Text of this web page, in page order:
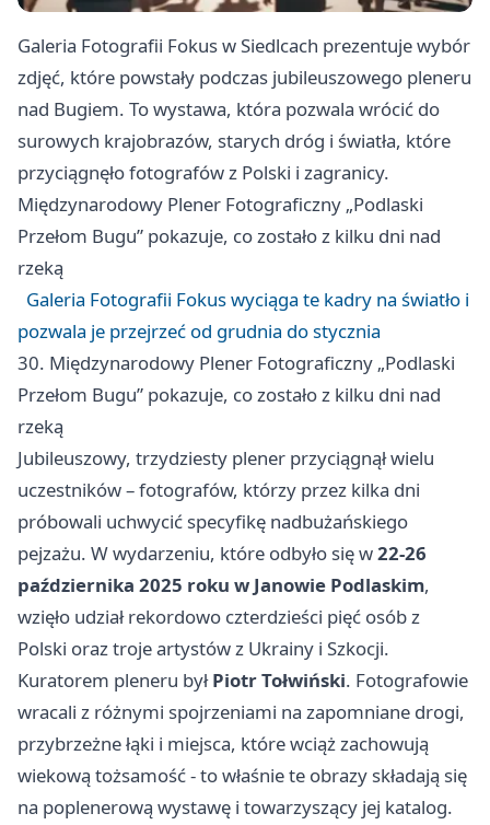
Galeria Fotografii Fokus w Siedlcach prezentuje wybór
zdjęć, które powstały podczas jubileuszowego pleneru
nad Bugiem. To wystawa, która pozwala wrócić do
surowych krajobrazów, starych dróg i światła, które
przyciągnęło fotografów z Polski i zagranicy.
Międzynarodowy Plener Fotograficzny „Podlaski
Przełom Bugu” pokazuje, co zostało z kilku dni nad
rzeką
Galeria Fotografii Fokus wyciąga te kadry na światło i
pozwala je przejrzeć od grudnia do stycznia
30. Międzynarodowy Plener Fotograficzny „Podlaski
Przełom Bugu” pokazuje, co zostało z kilku dni nad
rzeką
Jubileuszowy, trzydziesty plener przyciągnął wielu
uczestników – fotografów, którzy przez kilka dni
próbowali uchwycić specyfikę nadbużańskiego
pejzażu. W wydarzeniu, które odbyło się w22-26
października 2025 roku w Janowie Podlaskim,
wzięło udział rekordowo czterdzieści pięć osób z
Polski oraz troje artystów z Ukrainy i Szkocji.
Kuratorem pleneru byłPiotr Tołwiński. Fotografowie
wracali z różnymi spojrzeniami na zapomniane drogi,
przybrzeżne łąki i miejsca, które wciąż zachowują
wiekową tożsamość - to właśnie te obrazy składają się
na poplenerową wystawę i towarzyszący jej katalog.